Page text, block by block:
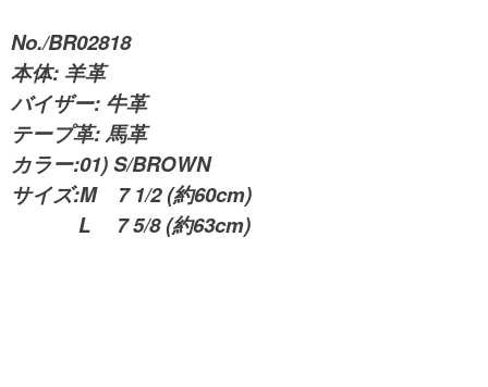
No./BR02818
本体: 羊革
バイザー: 牛革
テープ革: 馬革
カラー:01) S/BROWN
サイズ:M 7 1/2 (約60cm)
L 7 5/8 (約63cm)